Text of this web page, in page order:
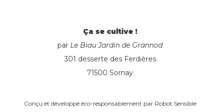
Ça se cultive !
par Le Biau Jardin de Grannod
301 desserte des Ferdières
71500 Sornay
Conçu et développé éco-responsablement par Robot Sensible